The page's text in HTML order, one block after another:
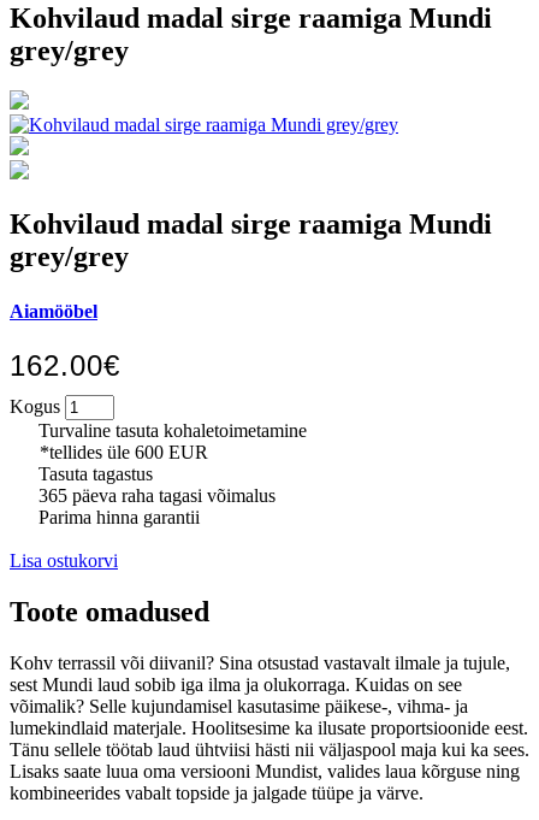
Kohvilaud madal sirge raamiga Mundi
grey/grey
Kohvilaud madal sirge raamiga Mundi
grey/grey
Aiamööbel
162.00€
Kogus
Turvaline tasuta kohaletoimetamine
*tellides üle 600 EUR
Tasuta tagastus
365 päeva raha tagasi võimalus
Parima hinna garantii
Lisa ostukorvi
Toote omadused
Kohv terrassil või diivanil? Sina otsustad vastavalt ilmale ja tujule,
sest Mundi laud sobib iga ilma ja olukorraga. Kuidas on see
võimalik? Selle kujundamisel kasutasime päikese-, vihma- ja
lumekindlaid materjale. Hoolitsesime ka ilusate proportsioonide eest.
Tänu sellele töötab laud ühtviisi hästi nii väljaspool maja kui ka sees.
Lisaks saate luua oma versiooni Mundist, valides laua kõrguse ning
kombineerides vabalt topside ja jalgade tüüpe ja värve.